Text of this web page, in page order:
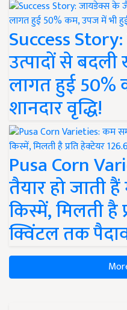
Success
उत्पादों से
लागत हुई 50%
शानदार वृद्धि!
Pusa Corn
तैयार हो जाती
किस्में, मिलती है
क्विंटल तक